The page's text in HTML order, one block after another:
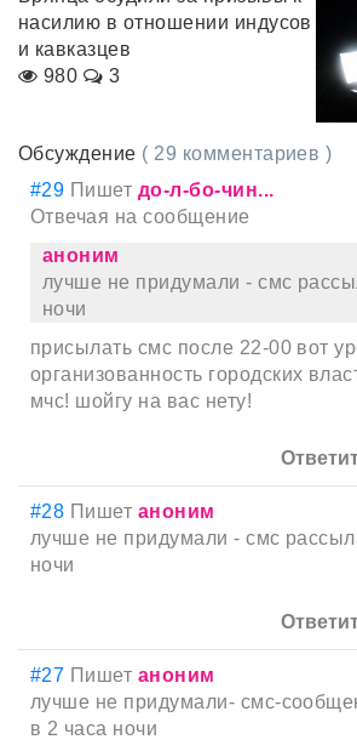
насилию в отношении индусов
и кавказцев
980
3
Обсуждение ( 29 комментариев )
#29 Пишет до-л-бо-чин...
Отвечая на сообщение
аноним
лучше не придумали - смс
ночи
присылать смс после 22-00 вот
организованность городских
мчс! шойгу на вас нету!
#28 Пишет аноним
лучше не придумали - смс
ночи
#27 Пишет аноним
лучше не придумали- смс-
в 2 часа ночи